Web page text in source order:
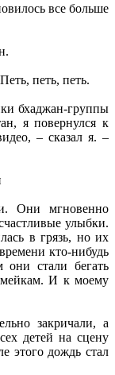
все больше
петь, петь.
бхаджан-группы
я повернулся к
– сказал я. –
Они мгновенно
улыбки.
в грязь, но их
кто-нибудь
стали бегать
И к моему
закричали, а
детей на сцену
этого дождь стал